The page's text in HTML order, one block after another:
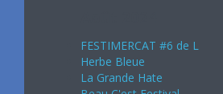
FESTIMERCAT #6 de L
Herbe Bleue
La Grande Hate